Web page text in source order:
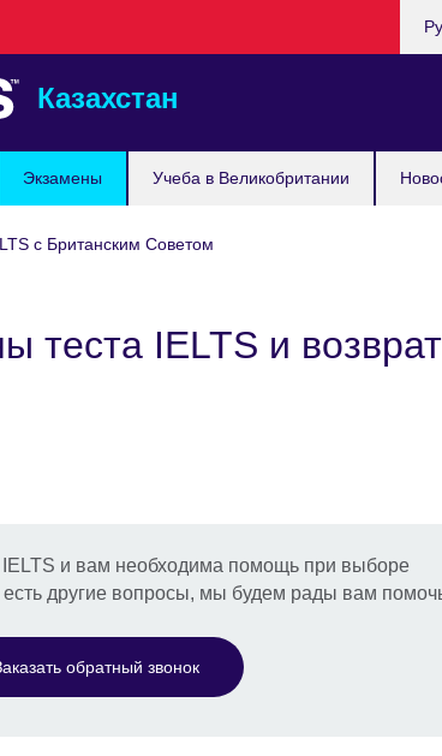
Казахстан
Экзамены Учеба в Великобритании
язык
с Британским Советом
теста IELTS и
IELTS и вам необходима помощь при выборе
есть другие вопросы, мы будем рады вам
обратный звонок